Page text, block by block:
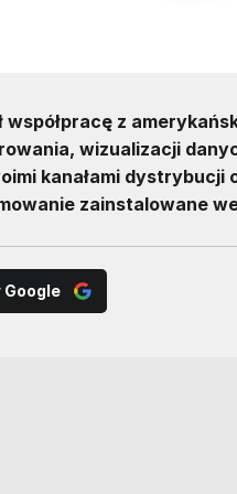
współpracę z
wizualizacji
kanałami
zainstalowane
Google